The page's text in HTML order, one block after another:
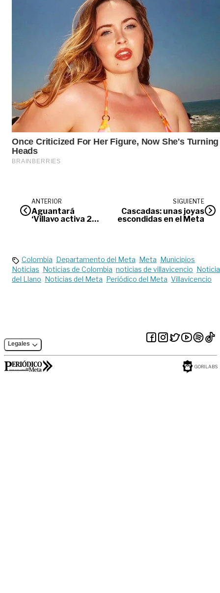
ANTERIOR
Aguantará
‘Villavo activa 24
SIGUIENTE
Cascadas: unas joyas
escondidas en el Meta
Colombia Departamento del Meta Meta Municipios
Noticias Noticias de Colombia noticias de villavicencio
del Llano Noticias del Meta Periódico del Meta Villavicencio
Legales
GORILABS